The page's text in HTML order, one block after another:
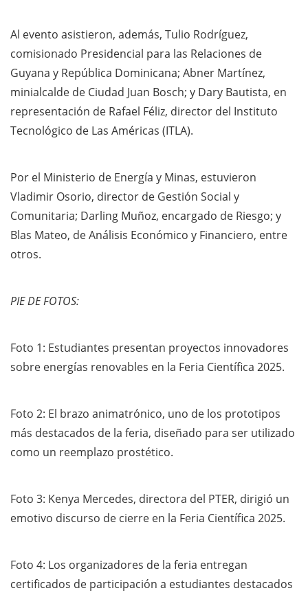
Al evento asistieron, además, Tulio Rodríguez,
comisionado Presidencial para las Relaciones de
Guyana y República Dominicana; Abner Martínez,
minialcalde de Ciudad Juan Bosch; y Dary Bautista, en
representación de Rafael Féliz, director del Instituto
Tecnológico de Las Américas (ITLA).
Por el Ministerio de Energía y Minas, estuvieron
Vladimir Osorio, director de Gestión Social y
Comunitaria; Darling Muñoz, encargado de Riesgo; y
Blas Mateo, de Análisis Económico y Financiero, entre
otros.
PIE DE FOTOS:
Foto 1: Estudiantes presentan proyectos innovadores
sobre energías renovables en la Feria Científica 2025.
Foto 2: El brazo animatrónico, uno de los prototipos
más destacados de la feria, diseñado para ser utilizado
como un reemplazo prostético.
Foto 3: Kenya Mercedes, directora del PTER, dirigió un
emotivo discurso de cierre en la Feria Científica 2025.
Foto 4: Los organizadores de la feria entregan
certificados de participación a estudiantes destacados